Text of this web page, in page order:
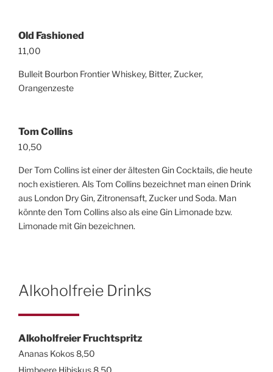
Old Fashioned
11,00
Bulleit Bourbon Frontier Whiskey, Bitter, Zucker,
Orangenzeste
Tom Collins
10,50
Der Tom Collins ist einer der ältesten Gin Cocktails, die heute
noch existieren. Als Tom Collins bezeichnet man einen Drink
aus London Dry Gin, Zitronensaft, Zucker und Soda. Man
könnte den Tom Collins also als eine Gin Limonade bzw.
Limonade mit Gin bezeichnen.
Alkoholfreie Drinks
Alkoholfreier Fruchtspritz
Ananas Kokos 8,50
Himbeere Hibiskus 8,50